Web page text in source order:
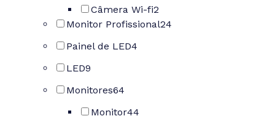
Câmera Wi-fi2
Monitor Profissional24
Painel de LED4
LED9
Monitores64
Monitor44